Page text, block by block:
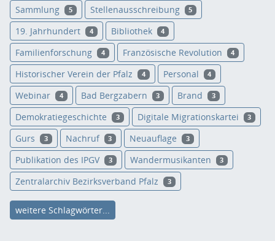
Sammlung 5 Stellenausschreibung 5
19. Jahrhundert 4 Bibliothek 4
Familienforschung 4 Französische Revolution 4
Historischer Verein der Pfalz 4 Personal 4
Webinar 4 Bad Bergzabern 3 Brand 3
Demokratiegeschichte 3 Digitale Migrationskartei 3
Gurs 3 Nachruf 3 Neuauflage 3
Publikation des IPGV 3 Wandermusikanten 3
Zentralarchiv Bezirksverband Pfalz 3
weitere Schlagwörter...